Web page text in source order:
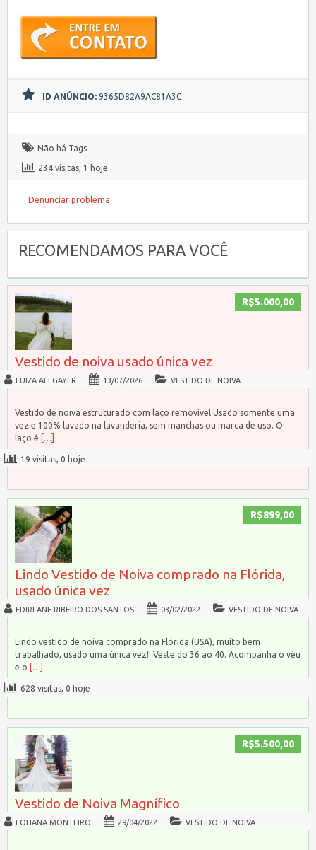
ID ANÚNCIO: 9365D82A9AC81A3C
Não há Tags
234 visitas, 1 hoje
Denunciar problema
RECOMENDAMOS PARA VOCÊ
R$5.000,00
Vestido de noiva usado única vez
LUIZA ALLGAYER 13/07/2026 VESTIDO DE NOIVA
Vestido de noiva estruturado com laço removível Usado somente uma
vez e 100% lavado na lavanderia, sem manchas ou marca de uso. O
laço é […]
19 visitas, 0 hoje
R$899,00
Lindo Vestido de Noiva comprado na Flórida,
usado única vez
EDIRLANE RIBEIRO DOS SANTOS 03/02/2022 VESTIDO DE NOIVA
Lindo vestido de noiva comprado na Flórida (USA), muito bem
trabalhado, usado uma única vez!! Veste do 36 ao 40. Acompanha o véu
e o […]
628 visitas, 0 hoje
R$5.500,00
Vestido de Noiva Magnífico
LOHANA MONTEIRO 29/04/2022 VESTIDO DE NOIVA